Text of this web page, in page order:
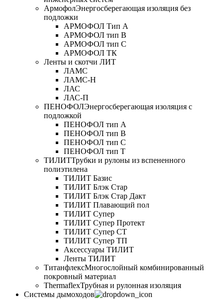
АрмофолЭнергосберегающая изоляция без
подложки
АРМОФОЛ Тип А
АРМОФОЛ тип В
АРМОФОЛ тип C
АРМОФОЛ ТК
Ленты и скотчи ЛИТ
ЛАМС
ЛАМС-Н
ЛАС
ЛАС-П
ПЕНОФОЛЭнергосберегающая изоляция с
подложкой
ПЕНОФОЛ тип А
ПЕНОФОЛ тип B
ПЕНОФОЛ тип C
ПЕНОФОЛ тип T
ТИЛИТТрубки и рулоны из вспененного
полиэтилена
ТИЛИТ Базис
ТИЛИТ Блэк Стар
ТИЛИТ Блэк Стар Дакт
ТИЛИТ Плавающий пол
ТИЛИТ Супер
ТИЛИТ Супер Протект
ТИЛИТ Супер СТ
ТИЛИТ Супер ТП
Аксессуары ТИЛИТ
Ленты ТИЛИТ
ТитанфлексМногослойный комбинированный
покровный материал
ThermaflexТрубная и рулонная изоляция
Cистемы дымоходов